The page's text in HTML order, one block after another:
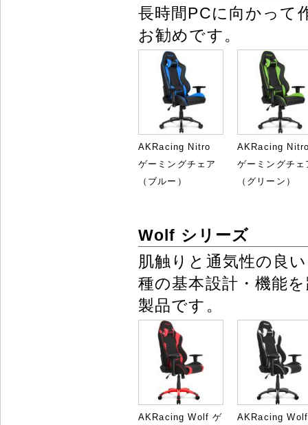
長時間PCに向かって
お勧めです。
AKRacing Nitro
ゲーミングチェア
（ブルー）
AKRacing
ゲーミングチェ
（グリーン）
Wolf シリーズ
肌触りと通気性の良
種の基本設計・機能
製品です。
AKRacing Wolf ゲ AKRacing